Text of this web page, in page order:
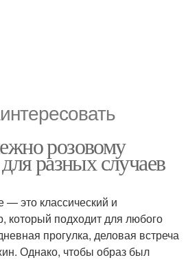
розовому
разных случаев
— это классический и
который подходит для любого
прогулка, деловая встреча
Однако, чтобы образ был